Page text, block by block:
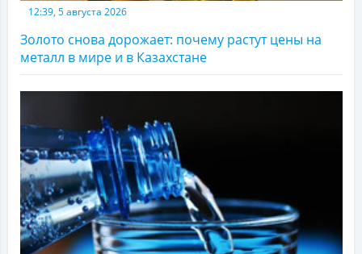
12:39, 5 августа 2026
Золото снова дорожает: почему растут цены на
металл в мире и в Казахстане